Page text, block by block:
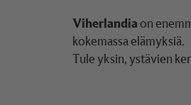
Viherlandiaon
kokemassa elämyksiä.
Tule yksin, ystävien